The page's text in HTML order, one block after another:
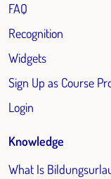
FAQ
Recognition
Widgets
Sign Up as Course
Login
Knowledge
What Is